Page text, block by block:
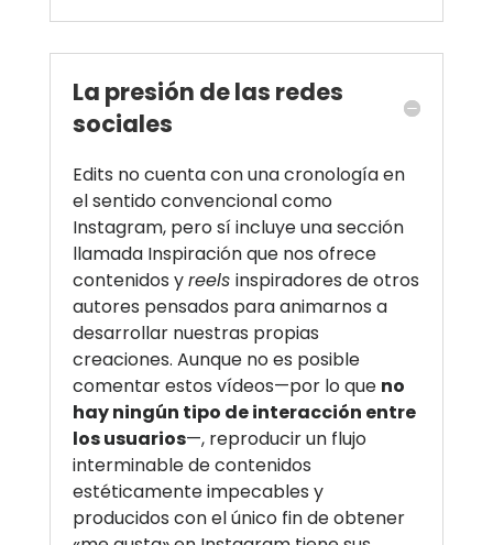
La presión de las redes
sociales
Edits no cuenta con una cronología en
el sentido convencional como
Instagram, pero sí incluye una sección
llamada Inspiración que nos ofrece
contenidos yreels inspiradores de otros
autores pensados para animarnos a
desarrollar nuestras propias
creaciones. Aunque no es posible
comentar estos vídeos—por lo que no
hay ningún tipo de interacción entre
los usuarios—, reproducir un flujo
interminable de contenidos
estéticamente impecables y
producidos con el único fin de obtener